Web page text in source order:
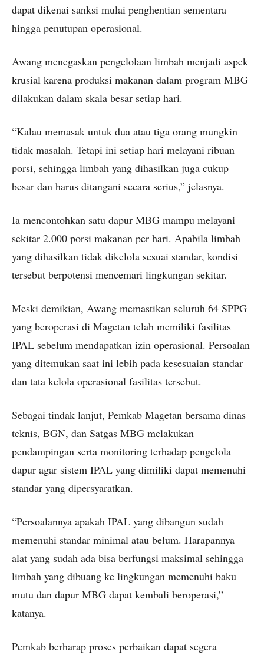
dapat dikenai sanksi mulai penghentian sementara
hingga penutupan operasional.
Awang menegaskan pengelolaan limbah menjadi aspek
krusial karena produksi makanan dalam program MBG
dilakukan dalam skala besar setiap hari.
“Kalau memasak untuk dua atau tiga orang mungkin
tidak masalah. Tetapi ini setiap hari melayani ribuan
porsi, sehingga limbah yang dihasilkan juga cukup
besar dan harus ditangani secara serius,” jelasnya.
Ia mencontohkan satu dapur MBG mampu melayani
sekitar 2.000 porsi makanan per hari. Apabila limbah
yang dihasilkan tidak dikelola sesuai standar, kondisi
tersebut berpotensi mencemari lingkungan sekitar.
Meski demikian, Awang memastikan seluruh 64 SPPG
yang beroperasi di Magetan telah memiliki fasilitas
IPAL sebelum mendapatkan izin operasional. Persoalan
yang ditemukan saat ini lebih pada kesesuaian standar
dan tata kelola operasional fasilitas tersebut.
Sebagai tindak lanjut, Pemkab Magetan bersama dinas
teknis, BGN, dan Satgas MBG melakukan
pendampingan serta monitoring terhadap pengelola
dapur agar sistem IPAL yang dimiliki dapat memenuhi
standar yang dipersyaratkan.
“Persoalannya apakah IPAL yang dibangun sudah
memenuhi standar minimal atau belum. Harapannya
alat yang sudah ada bisa berfungsi maksimal sehingga
limbah yang dibuang ke lingkungan memenuhi baku
mutu dan dapur MBG dapat kembali beroperasi,”
katanya.
Pemkab berharap proses perbaikan dapat segera